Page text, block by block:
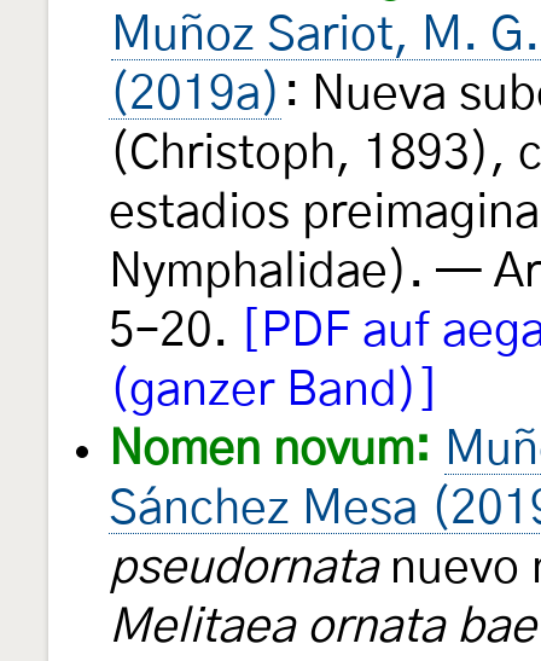
Muñoz Sariot, M.
(2019a) : Nueva
(Christoph, 1893),
estadios
Nymphalidae). —
5–20.
[PDF auf
(ganzer Band)]
Nomen novum:
Sánchez Mesa
pseudornatanuevo
Melitaea ornata